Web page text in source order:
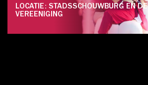
LOCATIE: STADSSCHOUWBURG EN DE
VEREENIGING